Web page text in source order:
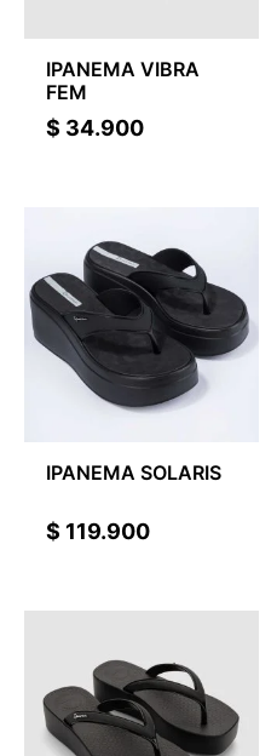
IPANEMA VIBRA
FEM
$ 34.900
IPANEMA SOLARIS
$ 119.900